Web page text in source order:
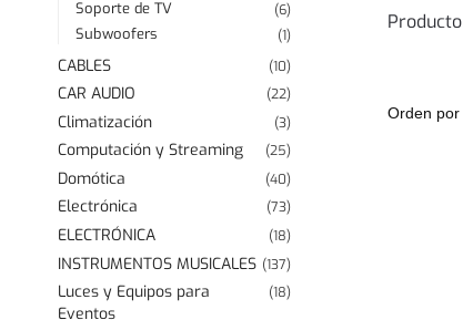
Producto
Soporte de TV (6)
Subwoofers (1)
CABLES (10)
CAR AUDIO (22)
Climatización (3)
Computación y Streaming (25)
Domótica (40)
Electrónica (73)
ELECTRÓNICA (18)
INSTRUMENTOS MUSICALES (137)
Luces y Equipos para
Eventos
(18)